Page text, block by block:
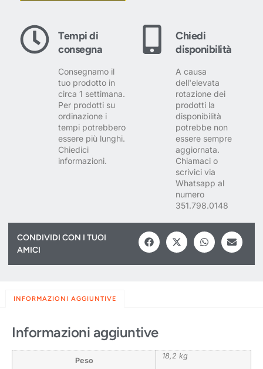
Tempi di
consegna
Consegnamo il
tuo prodotto in
circa 1 settimana.
Per prodotti su
ordinazione i
tempi potrebbero
essere più lunghi.
Chiedici
informazioni.
Chiedi
disponibilità
A causa
dell'elevata
rotazione dei
prodotti la
disponibilità
potrebbe non
essere sempre
aggiornata.
Chiamaci o
scrivici via
Whatsapp al
numero
351.798.0148
CONDIVIDI CON I TUOI
AMICI
INFORMAZIONI AGGIUNTIVE
Informazioni aggiuntive
Peso
18,2 kg